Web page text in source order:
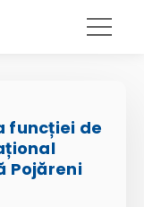
funcției de
Pojăreni